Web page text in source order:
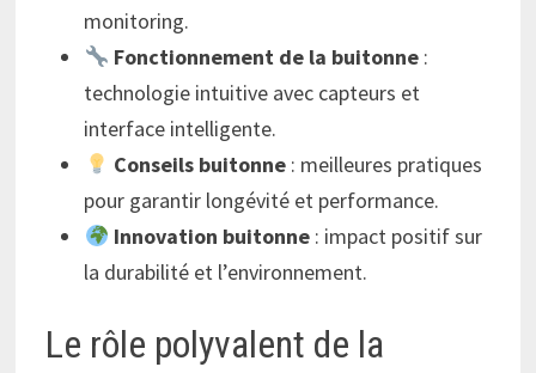
monitoring.
Fonctionnement de la buitonne:
technologie intuitive avec capteurs et
interface intelligente.
Conseils buitonne: meilleures pratiques
pour garantir longévité et performance.
Innovation buitonne: impact positif sur
la durabilité et l’environnement.
Le rôle polyvalent de la